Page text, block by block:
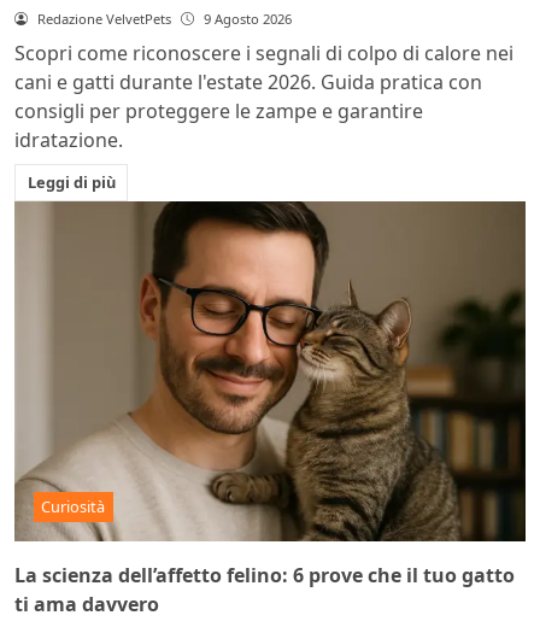
Redazione VelvetPets 9 Agosto 2026
Scopri come riconoscere i segnali di colpo di calore nei
cani e gatti durante l'estate 2026. Guida pratica con
consigli per proteggere le zampe e garantire
idratazione.
Leggi di più
Curiosità
La scienza dell’affetto felino: 6 prove che il tuo gatto
ti ama davvero